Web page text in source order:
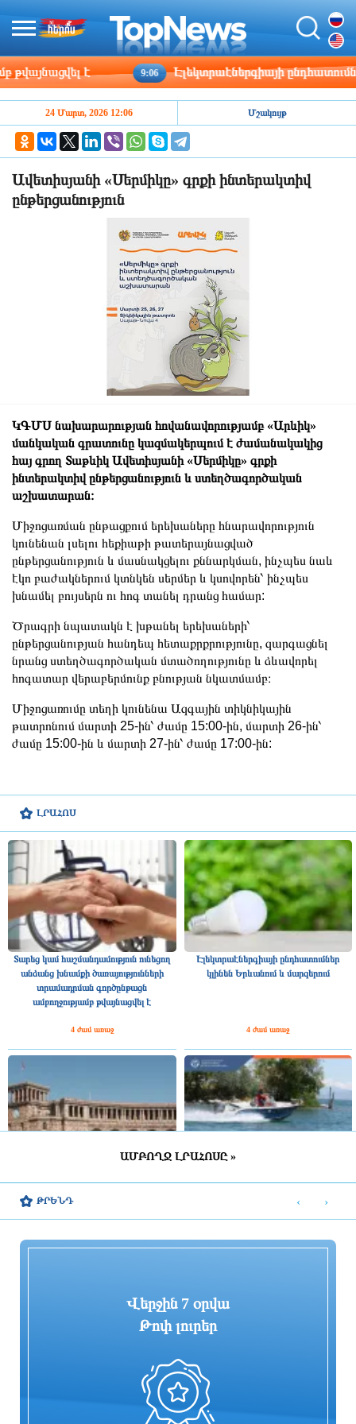
է 9:06 Էլեկտրաէներգիայի ընդհատումներ
ԼՐԱՀՈՍ
Տարեց կամ հաշմանդամություն ունեցող
անձանց խնամքի ծառայությունների
տրամադրման գործընթացն
ամբողջությամբ թվայնացվել է
4 ժամ առաջ
Էլեկտրաէներգիայի ընդհատումներ
կլինեն Երևանում և մարզերում
4 ժամ առաջ
Պուտինը հայտարարել է ռուսական
բանակում վերադասավորումների
Նիկոլայ Ծատուրյանի մահարձանի
պատրաստման աշխատանքների
ծախսերին որպես աջակցություն
ԱՄԲՈՂՋ ԼՐԱՀՈՍԸ »
24 Մարտ, 2026 12:06 Մշակույթ
Ավետիսյանի «Սերմիկը» գրքի ինտերակտիվ
ընթերցանություն
ԿԳՄՍ նախարարության հովանավորությամբ «Արևիկ»
մանկական գրատունը կազմակերպում է ժամանակակից
հայ գրող Տաթևիկ Ավետիսյանի «Սերմիկը» գրքի
ինտերակտիվ ընթերցանություն և ստեղծագործական
աշխատարան։
Միջոցառման ընթացքում երեխաները հնարավորություն
կունենան լսելու հեքիաթի թատերայնացված
ընթերցանություն և մասնակցելու քննարկման, ինչպես նաև
էկո բաժակներում կտնկեն սերմեր և կսովորեն՝ ինչպես
խնամել բույսերն ու հոգ տանել դրանց համար:
Ծրագրի նպատակն է խթանել երեխաների՝
ընթերցանության հանդեպ հետաքրքրությունը, զարգացնել
նրանց ստեղծագործական մտածողությունը և ձևավորել
հոգատար վերաբերմունք բնության նկատմամբ։
Միջոցառումը տեղի կունենա Ազգային տիկնիկային
թատրոնում մարտի 25-ին՝ ժամը 15:00-ին, մարտի 26-ին՝
ժամը 15:00-ին և մարտի 27-ին՝ ժամը 17:00-ին:
ԹՐԵՆԴ
Վերջին 7 օրվա
Թոփ լուրեր
‹ ›